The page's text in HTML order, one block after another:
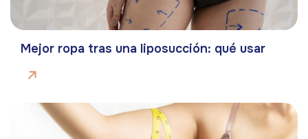
Mejor ropa tras una liposucción: qué usar